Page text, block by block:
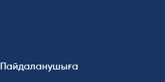
Пайдаланушыға